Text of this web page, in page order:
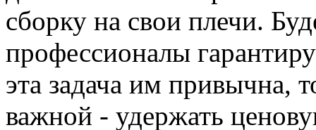
сборку на свои плечи.
профессионалы
эта задача им привычна,
важной - удержать